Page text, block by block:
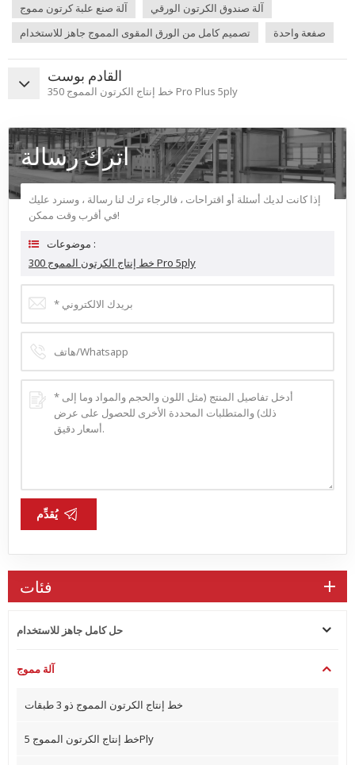
آلة صنع علبة كرتون مموج
آلة صندوق الكرتون الورقي
تصميم كامل من الورق المقوى المموج جاهز للاستخدام
صفعة واحدة
القادم بوست
خط إنتاج الكرتون المموج 350 Pro Plus 5ply
اترك رسالة
إذا كانت لديك أسئلة أو اقتراحات ، فالرجاء ترك لنا رسالة ، وسنرد عليك
في أقرب وقت ممكن!
موضوعات :
خط إنتاج الكرتون المموج 300 Pro 5ply
يُقدِّم
فئات
حل كامل جاهز للاستخدام
آلة مموج
خط إنتاج الكرتون المموج ذو 3 طبقات
خط إنتاج الكرتون المموج 5Ply